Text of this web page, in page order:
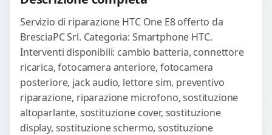
Servizio di riparazione HTC One E8 offerto da
BresciaPC Srl. Categoria: Smartphone HTC.
Interventi disponibili: cambio batteria, connettore
ricarica, fotocamera anteriore, fotocamera
posteriore, jack audio, lettore sim, preventivo
riparazione, riparazione microfono, sostituzione
altoparlante, sostituzione cover, sostituzione
display, sostituzione schermo, sostituzione